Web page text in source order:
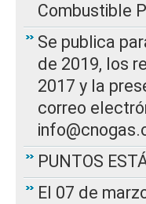
Combustible
Se publica
de 2019, los
2017 y la
correo
PUNTOS
El 07 de